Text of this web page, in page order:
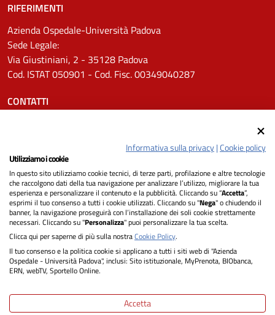
RIFERIMENTI
Azienda Ospedale-Università Padova
Sede Legale:
Via Giustiniani, 2 - 35128 Padova
Cod. ISTAT 050901 - Cod. Fisc. 00349040287
CONTATTI
Pec: protocollo.aopd@pecveneto.it
SEGUICI SU
Privacy
Dichiarazione di Accessibilità
Informativa sulla privacy|Cookie policy
Utilizziamo i cookie
In questo sito utilizziamo cookie tecnici, di terze parti, profilazione e altre tecnologie
che raccolgono dati della tua navigazione per analizzare l’utilizzo, migliorare la tua
esperienza e personalizzare il contenuto e la pubblicità. Cliccando su “Accetta”,
esprimi il tuo consenso a tutti i cookie utilizzati. Cliccando su "Nega" o chiudendo il
banner, la navigazione proseguirà con l’installazione dei soli cookie strettamente
necessari. Cliccando su "Personalizza" puoi personalizzare la tua scelta.
Clicca qui per saperne di più sulla nostraCookie Policy.
Il tuo consenso e la politica cookie si applicano a tutti i siti web di "Azienda
Ospedale - Università Padova", inclusi: Sito istituzionale, MyPrenota, BIObanca,
ERN, webTV, Sportello Online.
Accetta